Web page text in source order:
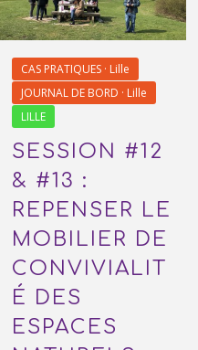
CAS PRATIQUES · Lille
JOURNAL DE BORD · Lille
LILLE
SESSION #12
& #13 :
REPENSER LE
MOBILIER DE
CONVIVIALIT
É DES
ESPACES